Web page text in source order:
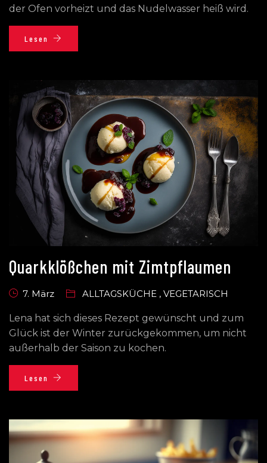
der Ofen vorheizt und das Nudelwasser heiß wird.
Lesen
Quarkklößchen mit Zimtpflaumen
7. März ALLTAGSKÜCHE , VEGETARISCH
Lena hat sich dieses Rezept gewünscht und zum
Glück ist der Winter zurückgekommen, um nicht
außerhalb der Saison zu kochen.
Lesen